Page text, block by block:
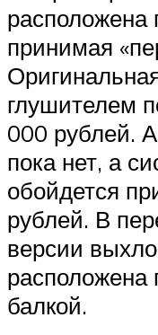
расположена
принимая
глушителем
000 рублей.
пока нет, а
обойдется
рублей. В
версии
расположена
балкой.